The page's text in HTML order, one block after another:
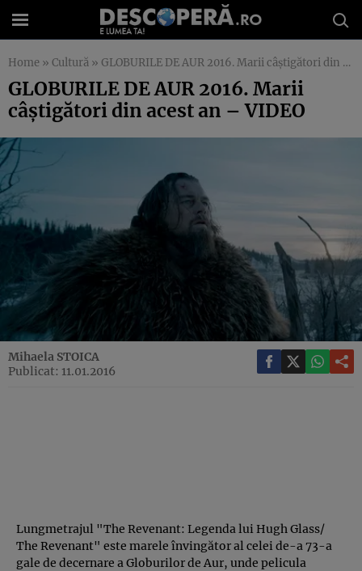
Home » Cultură » GLOBURILE DE AUR 2016. Marii câştigători din acest an – VIDEO
GLOBURILE DE AUR 2016. Marii
câştigători din acest an – VIDEO
Mihaela STOICA
Publicat: 11.01.2016
Lungmetrajul "The Revenant: Legenda lui Hugh Glass/
The Revenant" este marele învingător al celei de-a 73-a
gale de decernare a Globurilor de Aur, unde pelicula